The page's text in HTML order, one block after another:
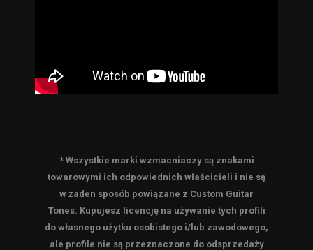
* Wszystkie marki wzmacniaczy są znakami
towarowymi ich odpowiednich właścicieli i nie są
w żaden sposób powiązane z Custom Guitar
Tones. Kupujesz licencję na używanie tych profili
do własnego użytku osobistego i/lub zawodowego,
ale profile nie są przeznaczone do odsprzedaży